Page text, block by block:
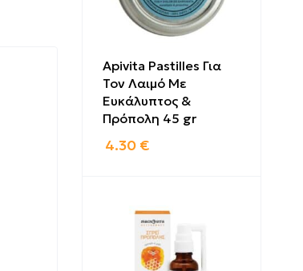
Apivita Pastilles Για
Τον Λαιμό Με
Ευκάλυπτος &
Πρόπολη 45 gr
4.30 €